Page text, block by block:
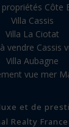
propriétés Côte
Villa Cassis
Villa La Ciotat
vendre Cassis
Villa Aubagne
vue mer
et de
Realty France